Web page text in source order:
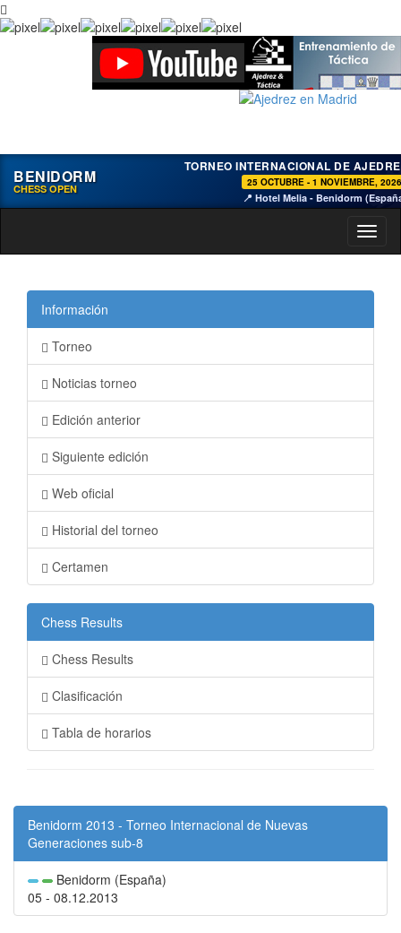
BENIDORM
CHESS OPEN
TORNEO INTERNACIONAL DE
25 OCTUBRE - 1 NOVIEMBRE, 2026
📍 Hotel Melia - Benidorm
Información
Torneo
Noticias torneo
Edición anterior
Siguiente edición
Web oficial
Historial del torneo
Certamen
Chess Results
Chess Results
Clasificación
Tabla de horarios
Benidorm 2013 - Torneo Internacional de Nuevas
Generaciones sub-8
Benidorm (España)
05 - 08.12.2013